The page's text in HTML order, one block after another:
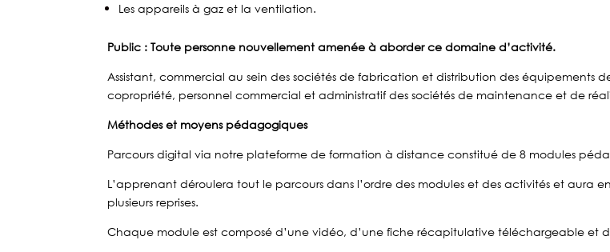
Les appareils à gaz et la ventilation.
Public :Toute personne nouvellement amenée à aborder ce domaine d’activité.
Assistant, commercial au sein des sociétés de fabrication et distribution des équipements
copropriété, personnel commercial et administratif des sociétés de maintenance et de
Méthodes et moyens pédagogiques
Parcours digital via notre plateforme de formation à distance constitué de 8 modules
L’apprenant déroulera tout le parcours dans l’ordre des modules et des activités et aura
plusieurs reprises.
Chaque module est composé d’une vidéo, d’une fiche récapitulative téléchargeable et